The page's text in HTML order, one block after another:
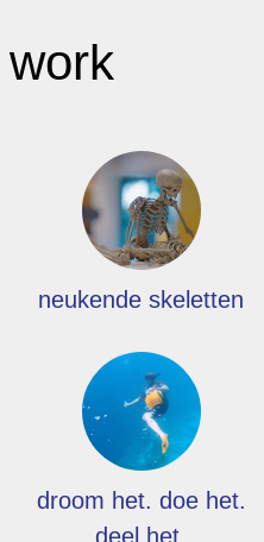
neukende skeletten
droom het. doe het.
deel het.